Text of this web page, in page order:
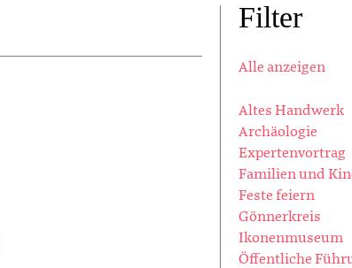
Filter
Alle anzeigen
Altes Handwerk
Archäologie
Expertenvortrag
Familien und
Feste feiern
Gönnerkreis
Ikonenmuseum
Öffentliche